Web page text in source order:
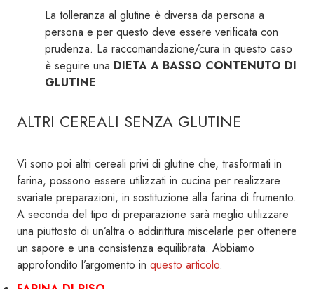
La tolleranza al glutine è diversa da persona a
persona e per questo deve essere verificata con
prudenza. La raccomandazione/cura in questo caso
è seguire una DIETA A BASSO CONTENUTO DI
GLUTINE
ALTRI CEREALI SENZA GLUTINE
Vi sono poi altri cereali privi di glutine che, trasformati in
farina, possono essere utilizzati in cucina per realizzare
svariate preparazioni, in sostituzione alla farina di frumento.
A seconda del tipo di preparazione sarà meglio utilizzare
una piuttosto di un’altra o addirittura miscelarle per ottenere
un sapore e una consistenza equilibrata. Abbiamo
approfondito l’argomento in questo articolo.